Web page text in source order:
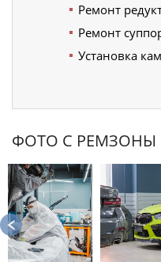
Ремонт
Ремонт
Установка
ФОТО С РЕМЗОНЫ